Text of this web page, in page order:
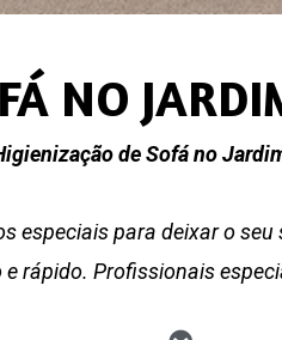
NO
de Sofá no
especiais para deixar o
rápido. Profissionais